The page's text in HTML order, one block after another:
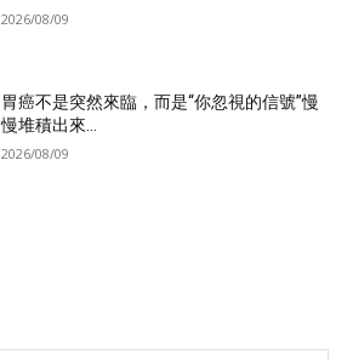
2026/08/09
胃癌不是突然來臨，而是“你忽視的信號”慢
慢堆積出來...
2026/08/09